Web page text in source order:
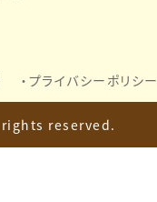
プライバシーポリシー
reserved.